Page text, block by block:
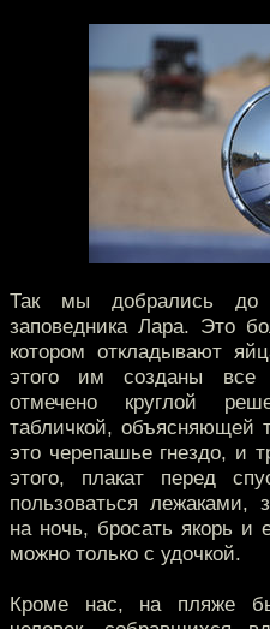
Так мы добрались до
заповедника Лара. Это
котором откладывают
этого им созданы все
отмечено круглой
табличкой, объясняющей
это черепашье гнездо, и
этого, плакат перед
пользоваться лежаками,
на ночь, бросать якорь и
можно только с удочкой.
Кроме нас, на пляже